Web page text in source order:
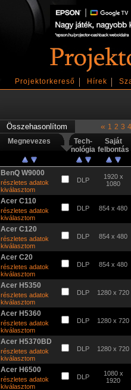
Projektorkereső Hírek
« 1 2 3 4
Megnevezes
Tech-
nológia
Saját
felbontás
BenQ W9000
részletes adatok
kiválasztom
DLP
1920 x
1080
Acer C110
részletes adatok
kiválasztom
DLP 854 x 480
Acer C120
részletes adatok
kiválasztom
DLP 854 x 480
Acer C20
részletes adatok
kiválasztom
DLP 854 x 480
Acer H5350
részletes adatok
kiválasztom
DLP 1280 x 720
Acer H5360
részletes adatok
kiválasztom
DLP 1280 x 720
Acer H5370BD
részletes adatok
kiválasztom
DLP 1280 x 720
Acer H6500
részletes adatok
kiválasztom
DLP
1080 x
1920